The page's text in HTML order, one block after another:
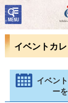
検
索・
共通
ューイベントカ
イベン
ー